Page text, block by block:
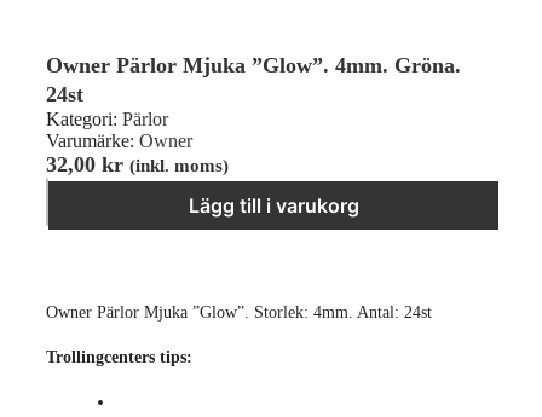
Owner Pärlor Mjuka ”Glow”. 4mm. Gröna.
24st
32,00 kr (inkl. moms)
Owner Pärlor Mjuka "Glow". 4mm. Gröna. 24st mängd
Lägg till i varukorg
Kategori: Pärlor
Varumärke: Owner
Owner Pärlor Mjuka ”Glow”. Storlek: 4mm. Antal: 24st
Trollingcenters tips: